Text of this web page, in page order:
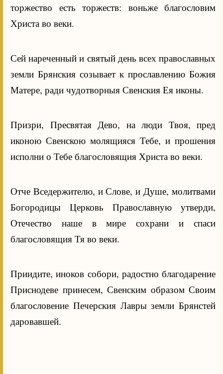
торжество есть торжеств: воньже благословим
Христа во веки.
Сей нареченный и святый день всех православных
земли Брянския созывает к прославлению Божия
Матере, ради чудотворныя Свенския Ея иконы.
Призри, Пресвятая Дево, на люди Твоя, пред
иконою Свенскою молящияся Тебе, и прошения
исполни о Тебе благословящия Христа во веки.
Отче Вседержителю, и Слове, и Душе, молитвами
Богородицы Церковь Православную утверди,
Отечество наше в мире сохрани и спаси
благословящия Тя во веки.
Приидите, иноков собори, радостно благодарение
Приснодеве принесем, Свенским образом Своим
благословение Печерския Лавры земли Брянстей
даровавшей.